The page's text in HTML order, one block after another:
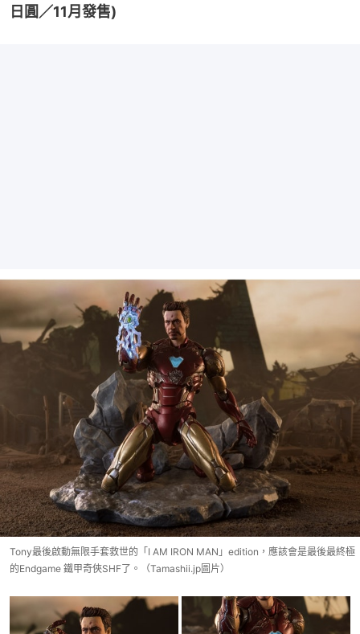
日圓／11月發售)
Tony最後啟動無限手套救世的「I AM IRON MAN」edition，應該會是最後最終極
的Endgame 鐵甲奇俠SHF了。（Tamashii.jp圖片）